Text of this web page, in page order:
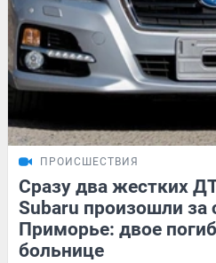
ПРОИСШЕСТВИЯ
Сразу два жестких
Subaru произошли за
Приморье: двое
больнице